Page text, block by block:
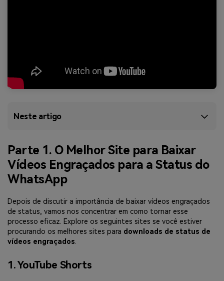
Neste artigo
Parte 1. O Melhor Site para Baixar
Vídeos Engraçados para a Status do
WhatsApp
Depois de discutir a importância de baixar vídeos engraçados
de status, vamos nos concentrar em como tornar esse
processo eficaz. Explore os seguintes sites se você estiver
procurando os melhores sites para downloads de status de
vídeos engraçados
1. YouTube Shorts